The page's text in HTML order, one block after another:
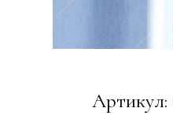
Артикул: